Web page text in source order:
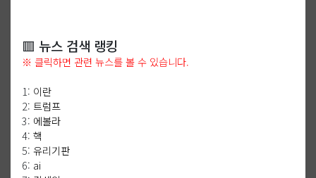
🟥 뉴스 검색 랭킹
※ 클릭하면 관련 뉴스를 볼 수 있습니다.
1: 이란
2: 트럼프
3: 에볼라
4: 핵
5: 유리기판
6: ai